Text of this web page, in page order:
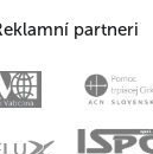
partneri